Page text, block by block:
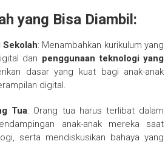
yang Bisa Diambil:
Sekolah: Menambahkan kurikulum yang
dan penggunaan teknologi yang
dasar yang kuat bagi anak-anak
digital.
Tua: Orang tua harus terlibat dalam
anak-anak mereka saat
serta mendiskusikan bahaya yang